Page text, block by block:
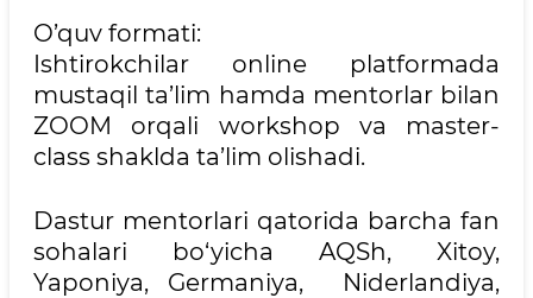
O’quv formati:
Ishtirokchilar online platformada
mustaqil ta’lim hamda mentorlar bilan
ZOOM orqali workshop va master-
class shaklda ta’lim olishadi.
Dastur mentorlari qatorida barcha fan
sohalari bo‘yicha AQSh, Xitoy,
Yaponiya, Germaniya, Niderlandiya,